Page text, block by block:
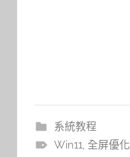
系統教程
Win11, 全屏優化